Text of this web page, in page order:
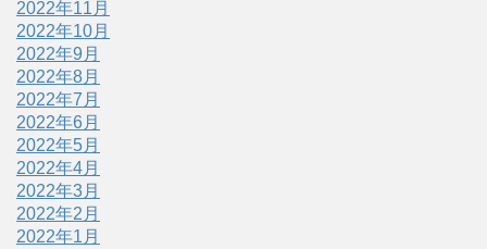
2022年11月
2022年10月
2022年9月
2022年8月
2022年7月
2022年6月
2022年5月
2022年4月
2022年3月
2022年2月
2022年1月